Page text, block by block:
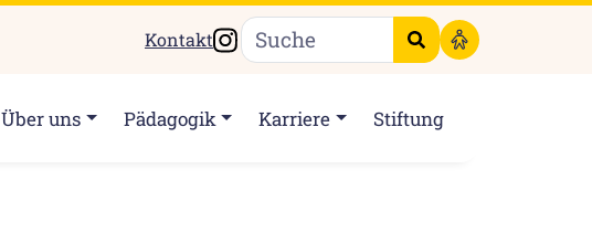
Kontakt Instagram
Suche starten
Über uns Pädagogik Karriere Stiftung